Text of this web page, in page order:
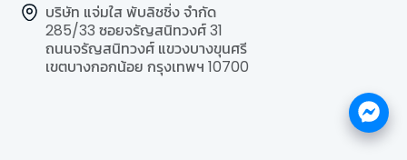
บริษัท แจ่มใส พับลิชชิ่ง จำกัด
285/33 ซอยจรัญสนิทวงศ์ 31
ถนนจรัญสนิทวงศ์ แขวงบางขุนศรี
เขตบางกอกน้อย กรุงเทพฯ 10700